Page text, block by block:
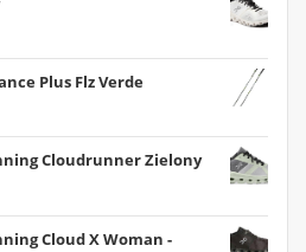
Plus Flz Verde
Cloudrunner Zielony
Cloud X Woman -